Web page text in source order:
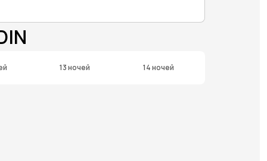
13 ночей 14 ночей